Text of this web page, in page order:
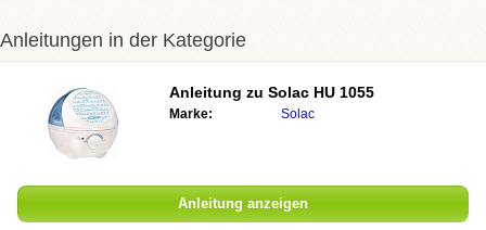
Anleitungen in der Kategorie
Anleitung zu Solac HU 1055
Marke: Solac
Anleitung anzeigen